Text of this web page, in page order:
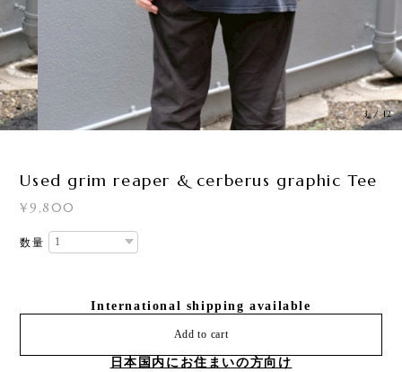
3/12
Used grim reaper & cerberus graphic Tee
¥9,800
数量
International shipping available
Add to cart
日本国内にお住まいの方向け